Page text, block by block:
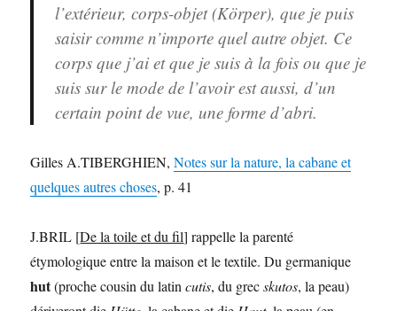
l’extérieur, corps-objet (Körper), que je puis
saisir comme n’importe quel autre objet. Ce
corps que j’ai et que je suis à la fois ou que je
suis sur le mode de l’avoir est aussi, d’un
certain point de vue, une forme d’abri.
Gilles A.TIBERGHIEN,Notes sur la nature, la cabane et
quelques autres choses, p. 41
J.BRIL [De la toile et du fil] rappelle la parenté
étymologique entre la maison et le textile. Du germanique
hut(proche cousin du latincutis, du grecskutos, la peau)